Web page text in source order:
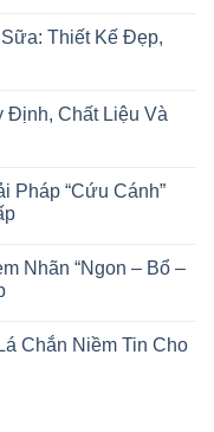
Sữa: Thiết Kế Đẹp,
Định, Chất Liệu Và
Pháp “Cứu Cánh”
Nhãn “Ngon – Bổ –
Chắn Niềm Tin Cho